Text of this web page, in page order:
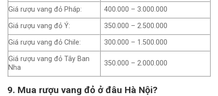
Giá rượu vang đỏ Pháp:
400.000 – 3.000.000
Giá rượu vang đỏ Ý:
350.000 – 2.500.000
Giá rượu vang đỏ Chile:
300.000 – 1.500.000
Giá rượu vang đỏ Tây Ban
Nha
350.000 – 2.000.000
9. Mua rượu vang đỏ ở đâu Hà Nội?